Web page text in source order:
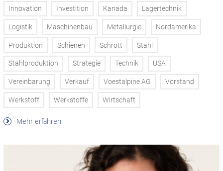
Innovation Investition Kanada Lagertechnik
Logistik Maschinenbau Metallurgie Nordamerika
Produktion Schienen Schrott Stahl
Stahlproduktion Strategie Technik USA
Vereinbarung Verkauf Voestalpine AG Vorstand
Werkstoff Werkstoffe Wirtschaft
Mehr erfahren